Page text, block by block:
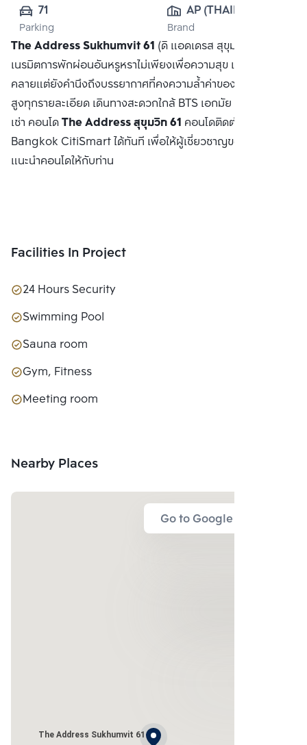
71
Parking
AP (THAILAND)
PUBLIC CO.,
LTD.
Brand
The Address Sukhumvit 61 (ดิ แอดเดรส สุขุมวิท 61)
เนรมิตการพักผ่อนอันหรูหราไม่เพียงเพื่อความสุข และความผ่อน
คลายแต่ยังคำนึงถึงบรรยากาศที่คงความล้ำค่าของศิลปะไทยชั้น
สูงทุกรายละเอียด เดินทางสะดวกใกล้ BTS เอกมัย ซื้อ ขาย หรือ
เช่า คอนโดThe Address สุขุมวิท 61 คอนโดติดต่อหาเรา
Bangkok CitiSmart ได้ทันที เพื่อให้ผู้เชี่ยวชาญของเราได้
แนะนำคอนโดให้กับท่าน
Facilities In Project
24 Hours Security
Swimming Pool
Sauna room
Gym, Fitness
Meeting room
Nearby Places
Go to Google Map
The Address Sukhumvit 61